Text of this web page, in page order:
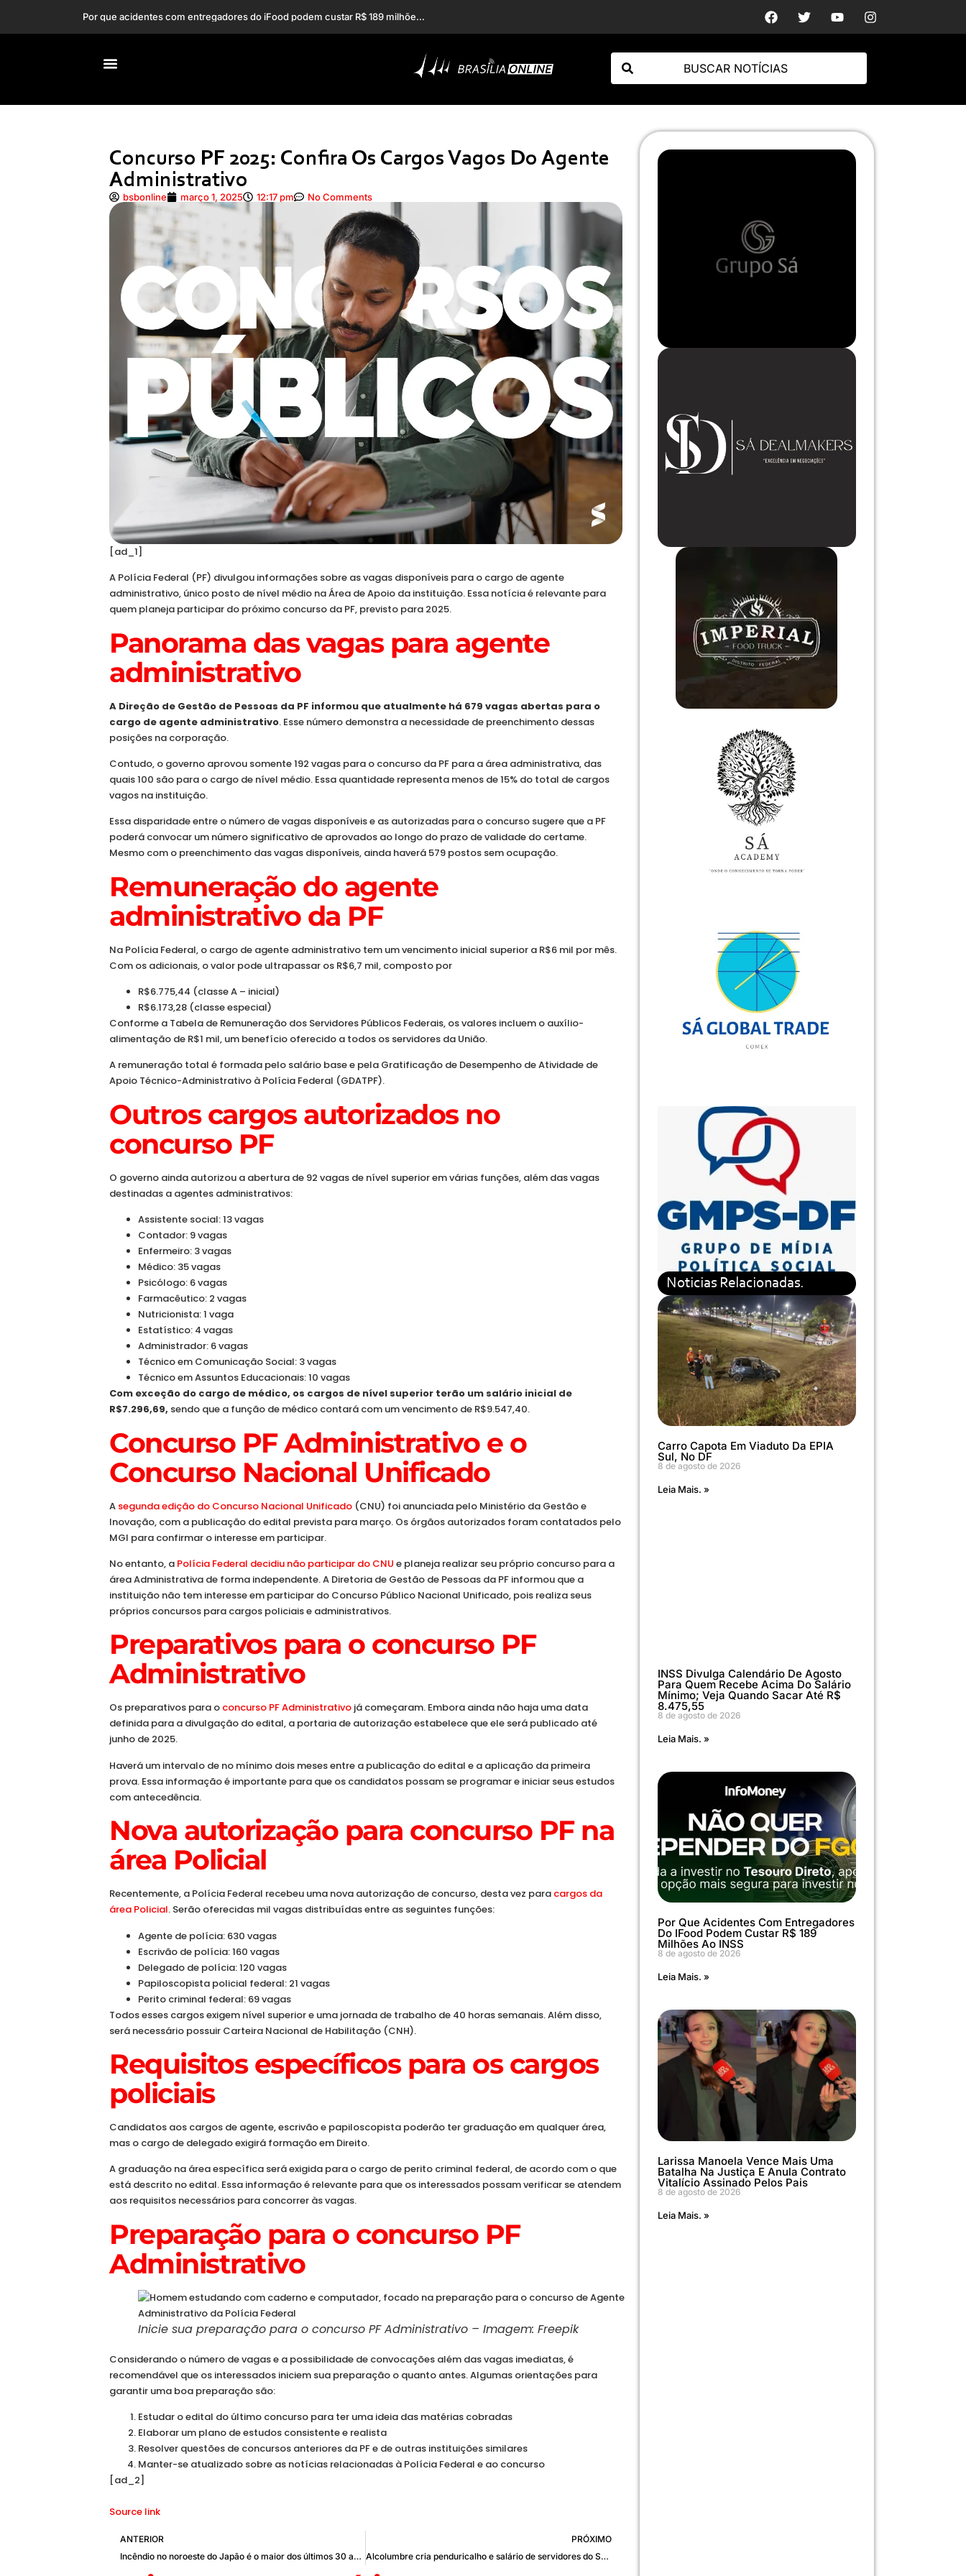
Por que acidentes com entregadores do iFood podem custar R$ 189 milhões ao INSS
Larissa Manoela vence mais uma batalha na Justiça e anula contrato vitalício assinado pelos pais
Concurso PF 2025: Confira Os Cargos Vagos Do Agente
Administrativo
bsbonline março 1, 2025 12:17 pm No Comments
[ad_1]
A Polícia Federal (PF) divulgou informações sobre as vagas disponíveis para o cargo de agente
administrativo, único posto de nível médio na Área de Apoio da instituição. Essa notícia é relevante para
quem planeja participar do próximo concurso da PF, previsto para 2025.
Panorama das vagas para agente
administrativo
A Direção de Gestão de Pessoas da PF informou que atualmente há 679 vagas abertas para o
cargo de agente administrativo. Esse número demonstra a necessidade de preenchimento dessas
posições na corporação.
Contudo, o governo aprovou somente 192 vagas para o concurso da PF para a área administrativa, das
quais 100 são para o cargo de nível médio. Essa quantidade representa menos de 15% do total de cargos
vagos na instituição.
Essa disparidade entre o número de vagas disponíveis e as autorizadas para o concurso sugere que a PF
poderá convocar um número significativo de aprovados ao longo do prazo de validade do certame.
Mesmo com o preenchimento das vagas disponíveis, ainda haverá 579 postos sem ocupação.
Remuneração do agente
administrativo da PF
Na Polícia Federal, o cargo de agente administrativo tem um vencimento inicial superior a R$6 mil por mês.
Com os adicionais, o valor pode ultrapassar os R$6,7 mil, composto por
R$6.775,44 (classe A – inicial)
R$6.173,28 (classe especial)
Conforme a Tabela de Remuneração dos Servidores Públicos Federais, os valores incluem o auxílio-
alimentação de R$1 mil, um benefício oferecido a todos os servidores da União.
A remuneração total é formada pelo salário base e pela Gratificação de Desempenho de Atividade de
Apoio Técnico-Administrativo à Polícia Federal (GDATPF).
Outros cargos autorizados no
concurso PF
O governo ainda autorizou a abertura de 92 vagas de nível superior em várias funções, além das vagas
destinadas a agentes administrativos:
Assistente social: 13 vagas
Contador: 9 vagas
Enfermeiro: 3 vagas
Médico: 35 vagas
Psicólogo: 6 vagas
Farmacêutico: 2 vagas
Nutricionista: 1 vaga
Estatístico: 4 vagas
Administrador: 6 vagas
Técnico em Comunicação Social: 3 vagas
Técnico em Assuntos Educacionais: 10 vagas
Com exceção do cargo de médico, os cargos de nível superior terão um salário inicial de
R$7.296,69, sendo que a função de médico contará com um vencimento de R$9.547,40.
Concurso PF Administrativo e o
Concurso Nacional Unificado
A segunda edição do Concurso Nacional Unificado (CNU) foi anunciada pelo Ministério da Gestão e
Inovação, com a publicação do edital prevista para março. Os órgãos autorizados foram contatados pelo
MGI para confirmar o interesse em participar.
No entanto, a Polícia Federal decidiu não participar do CNU e planeja realizar seu próprio concurso para a
área Administrativa de forma independente. A Diretoria de Gestão de Pessoas da PF informou que a
instituição não tem interesse em participar do Concurso Público Nacional Unificado, pois realiza seus
próprios concursos para cargos policiais e administrativos.
Preparativos para o concurso PF
Administrativo
Os preparativos para o concurso PF Administrativo já começaram. Embora ainda não haja uma data
definida para a divulgação do edital, a portaria de autorização estabelece que ele será publicado até
junho de 2025.
Haverá um intervalo de no mínimo dois meses entre a publicação do edital e a aplicação da primeira
prova. Essa informação é importante para que os candidatos possam se programar e iniciar seus estudos
com antecedência.
Nova autorização para concurso PF na
área Policial
Recentemente, a Polícia Federal recebeu uma nova autorização de concurso, desta vez para cargos da
área Policial. Serão oferecidas mil vagas distribuídas entre as seguintes funções:
Agente de polícia: 630 vagas
Escrivão de polícia: 160 vagas
Delegado de polícia: 120 vagas
Papiloscopista policial federal: 21 vagas
Perito criminal federal: 69 vagas
Todos esses cargos exigem nível superior e uma jornada de trabalho de 40 horas semanais. Além disso,
será necessário possuir Carteira Nacional de Habilitação (CNH).
Requisitos específicos para os cargos
policiais
Candidatos aos cargos de agente, escrivão e papiloscopista poderão ter graduação em qualquer área,
mas o cargo de delegado exigirá formação em Direito.
A graduação na área específica será exigida para o cargo de perito criminal federal, de acordo com o que
está descrito no edital. Essa informação é relevante para que os interessados possam verificar se atendem
aos requisitos necessários para concorrer às vagas.
Preparação para o concurso PF
Administrativo
Inicie sua preparação para o concurso PF Administrativo – Imagem: Freepik
Considerando o número de vagas e a possibilidade de convocações além das vagas imediatas, é
recomendável que os interessados iniciem sua preparação o quanto antes. Algumas orientações para
garantir uma boa preparação são:
Estudar o edital do último concurso para ter uma ideia das matérias cobradas
Elaborar um plano de estudos consistente e realista
Resolver questões de concursos anteriores da PF e de outras instituições similares
Manter-se atualizado sobre as notícias relacionadas à Polícia Federal e ao concurso
[ad_2]
Source link
ANTERIOR
Incêndio no noroeste do Japão é o maior dos últimos 30 anos
PRÓXIMO
Alcolumbre cria penduricalho e salário de servidores do Senado pode chegar a R$ 1 mi
Noticias Relacionadas.
Carro Capota Em Viaduto Da EPIA
Sul, No DF
8 de agosto de 2026
Leia Mais. »
INSS Divulga Calendário De Agosto
Para Quem Recebe Acima Do Salário
Mínimo; Veja Quando Sacar Até R$
8.475,55
8 de agosto de 2026
Leia Mais. »
Por Que Acidentes Com Entregadores
Do IFood Podem Custar R$ 189
Milhões Ao INSS
8 de agosto de 2026
Leia Mais. »
Larissa Manoela Vence Mais Uma
Batalha Na Justiça E Anula Contrato
Vitalício Assinado Pelos Pais
8 de agosto de 2026
Leia Mais. »